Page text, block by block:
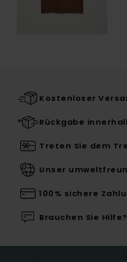
Kostenloser
Rückgabe
Treten Sie dem
Unser
100% sichere
Brauchen Sie Hilfe?